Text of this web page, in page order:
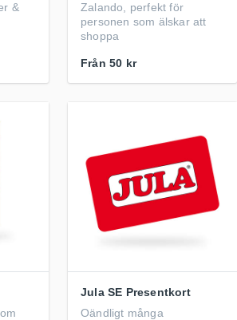
&
Zalando, perfekt för
personen som älskar att
shoppa
Från 50 kr
Jula SE Presentkort
Oändligt många